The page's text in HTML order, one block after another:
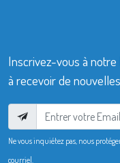
Inscrivez-vous à
à recevoir de
Ne vous inquiétez pas, nous
courriel.